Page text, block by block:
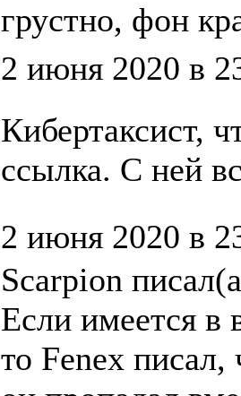
грустно, фон
2 июня 2020 в
Кибертаксист,
ссылка. С ней
2 июня 2020 в
Scarpion
Если имеется в
то Fenex писал,